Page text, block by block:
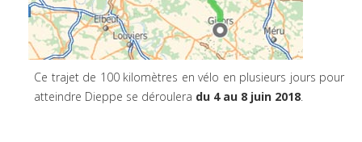
Ce trajet de 100 kilomètres en vélo en plusieurs jours pour
atteindre Dieppe se déroulera du 4 au 8 juin 2018.